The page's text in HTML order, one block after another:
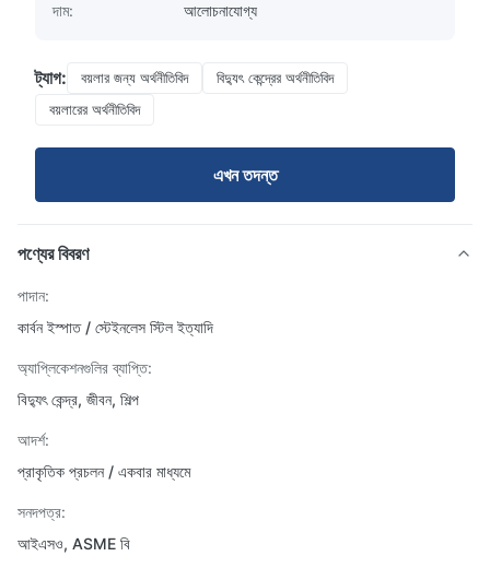
দাম:
আলোচনাযোগ্য
ট্যাগ: বয়লার জন্য অর্থনীতিবিদ
বিদ্যুৎ কেন্দ্রের অর্থনীতিবিদ
বয়লারের অর্থনীতিবিদ
এখন তদন্ত
পণ্যের বিবরণ
পাদান:
কার্বন ইস্পাত / স্টেইনলেস স্টিল ইত্যাদি
অ্যাপ্লিকেশনগুলির ব্যাপ্তি:
বিদ্যুৎ কেন্দ্র, জীবন, শিল্প
আদর্শ:
প্রাকৃতিক প্রচলন / একবার মাধ্যমে
সনদপত্র:
আইএসও, ASME বি